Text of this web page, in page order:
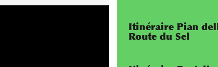
Itinéraire Pian
Route du Sel